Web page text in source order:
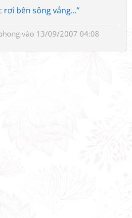
rơi bên sông vắng...”
vào 13/09/2007 04:08